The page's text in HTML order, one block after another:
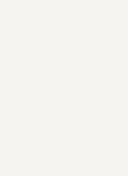
た。
ています